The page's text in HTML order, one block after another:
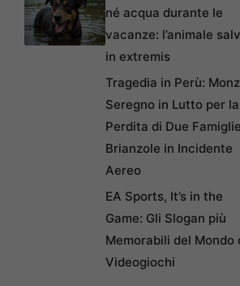
né acqua durante le
vacanze: l’animale
in extremis
Tragedia in Perù:
Seregno in Lutto per la
Perdita di Due Famiglie
Brianzole in Incidente
Aereo
EA Sports, It’s in the
Game: Gli Slogan più
Memorabili del Mondo
Videogiochi